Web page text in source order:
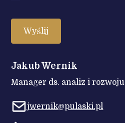
Jakub Wernik
Manager ds. analiz i rozwoju
jwernik@pulaski.pl